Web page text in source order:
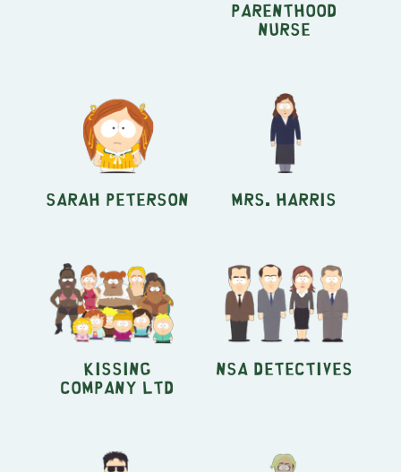
Parenthood
Nurse
Sarah Peterson Mrs. Harris
Kissing
Company Ltd
NSA Detectives